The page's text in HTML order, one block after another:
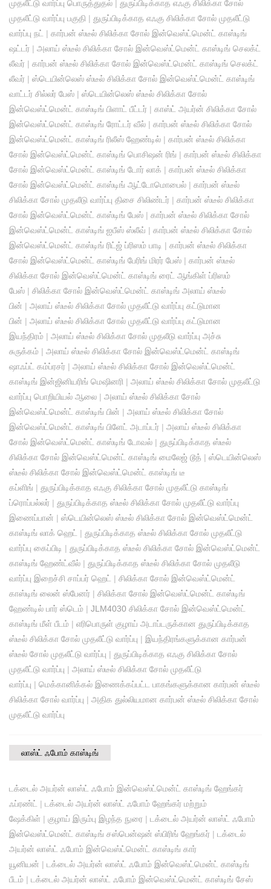
முதலீட்டு வார்ப்பு பொருத்துதல்
துருப்பிடிக்காத எஃகு சிலிக்கா சோல்
முதலீட்டு வார்ப்பு பகுதி | துருப்பிடிக்காத எஃகு சிலிக்கா சோல் முதலீட்டு
வார்ப்பு நட் | கார்பன் ஸ்டீல் சிலிக்கா சோல் இன்வெஸ்ட்மென்ட் காஸ்டிங்
ஷட்டர் | அலாய் ஸ்டீல் சிலிக்கா சோல் இன்வெஸ்ட்மென்ட் காஸ்டிங் செலக்ட்
லீவர் | கார்பன் ஸ்டீல் சிலிக்கா சோல் இன்வெஸ்ட்மென்ட் காஸ்டிங் செலக்ட்
லீவர் | ஸ்டெயின்லெஸ் ஸ்டீல் சிலிக்கா சோல் இன்வெஸ்ட்மென்ட் காஸ்டிங்
வாட்டர் சில்லர் பேஸ் | ஸ்டெயின்லெஸ் ஸ்டீல் சிலிக்கா சோல்
இன்வெஸ்ட்மென்ட் காஸ்டிங் பிளாட் பீட்டர் | காஸ்ட் அயர்ன் சிலிக்கா சோல்
இன்வெஸ்ட்மென்ட் காஸ்டிங் ரோட்டர் வீல் | கார்பன் ஸ்டீல் சிலிக்கா சோல்
இன்வெஸ்ட்மென்ட் காஸ்டிங் ரிலீஸ் ஹேண்டில் | கார்பன் ஸ்டீல் சிலிக்கா
சோல் இன்வெஸ்ட்மென்ட் காஸ்டிங் பொசிஷன் ரிங் | கார்பன் ஸ்டீல் சிலிக்கா
சோல் இன்வெஸ்ட்மென்ட் காஸ்டிங் டோர் லாக் | கார்பன் ஸ்டீல் சிலிக்கா
சோல் இன்வெஸ்ட்மென்ட் காஸ்டிங் ஆட்டோமொபைல் | கார்பன் ஸ்டீல்
சிலிக்கா சோல் முதலீடு வார்ப்பு திசை சிலிண்டர் | கார்பன் ஸ்டீல் சிலிக்கா
சோல் இன்வெஸ்ட்மென்ட் காஸ்டிங் பேஸ் | கார்பன் ஸ்டீல் சிலிக்கா சோல்
இன்வெஸ்ட்மென்ட் காஸ்டிங் ஐபீஸ் ஸ்லீவ் | கார்பன் ஸ்டீல் சிலிக்கா சோல்
இன்வெஸ்ட்மென்ட் காஸ்டிங் ரிட்ஜ் ப்ரிஸம் பாடி | கார்பன் ஸ்டீல் சிலிக்கா
சோல் இன்வெஸ்ட்மென்ட் காஸ்டிங் பேரிங் மிரர் பேஸ் | கார்பன் ஸ்டீல்
சிலிக்கா சோல் இன்வெஸ்ட்மென்ட் காஸ்டிங் ரைட் ஆங்கிள் ப்ரிஸம்
பேஸ் | சிலிக்கா சோல் இன்வெஸ்ட்மென்ட் காஸ்டிங் அலாய் ஸ்டீல்
பின் | அலாய் ஸ்டீல் சிலிக்கா சோல் முதலீட்டு வார்ப்பு கட்டுமான
பின் | அலாய் ஸ்டீல் சிலிக்கா சோல் முதலீட்டு வார்ப்பு கட்டுமான
இயந்திரம் | அலாய் ஸ்டீல் சிலிக்கா சோல் முதலீடு வார்ப்பு அச்சு
சுருக்கம் | அலாய் ஸ்டீல் சிலிக்கா சோல் இன்வெஸ்ட்மென்ட் காஸ்டிங்
ஷாஃப்ட் கம்ப்ரசர் | அலாய் ஸ்டீல் சிலிக்கா சோல் இன்வெஸ்ட்மென்ட்
காஸ்டிங் இன்ஜினியரிங் மெஷினரி | அலாய் ஸ்டீல் சிலிக்கா சோல் முதலீட்டு
வார்ப்பு பொறியியல் ஆலை | அலாய் ஸ்டீல் சிலிக்கா சோல்
இன்வெஸ்ட்மென்ட் காஸ்டிங் பின் | அலாய் ஸ்டீல் சிலிக்கா சோல்
இன்வெஸ்ட்மென்ட் காஸ்டிங் பிளேட் அடாப்டர் | அலாய் ஸ்டீல் சிலிக்கா
சோல் இன்வெஸ்ட்மென்ட் காஸ்டிங் டோவல் | துருப்பிடிக்காத ஸ்டீல்
சிலிக்கா சோல் இன்வெஸ்ட்மென்ட் காஸ்டிங் மைலேஜ் டூத் | ஸ்டெயின்லெஸ்
ஸ்டீல் சிலிக்கா சோல் இன்வெஸ்ட்மென்ட் காஸ்டிங் டீ
கப்ளிங் | துருப்பிடிக்காத எஃகு சிலிக்கா சோல் முதலீட்டு காஸ்டிங்
ப்ரொப்பல்லர் | துருப்பிடிக்காத ஸ்டீல் சிலிக்கா சோல் முதலீட்டு வார்ப்பு
இணைப்பான் | ஸ்டெயின்லெஸ் ஸ்டீல் சிலிக்கா சோல் இன்வெஸ்ட்மென்ட்
காஸ்டிங் லாக் ஹெட் | துருப்பிடிக்காத ஸ்டீல் சிலிக்கா சோல் முதலீட்டு
வார்ப்பு கைப்பிடி | துருப்பிடிக்காத ஸ்டீல் சிலிக்கா சோல் இன்வெஸ்ட்மென்ட்
காஸ்டிங் ஹேண்ட்வீல் | துருப்பிடிக்காத ஸ்டீல் சிலிக்கா சோல் முதலீடு
வார்ப்பு இறைச்சி சாப்பர் ஹெட் | சிலிக்கா சோல் இன்வெஸ்ட்மென்ட்
காஸ்டிங் லைன் ஸ்பேனர் | சிலிக்கா சோல் இன்வெஸ்ட்மென்ட் காஸ்டிங்
ஹேண்டில் பார் ஸ்டெம் | JLM4030 சிலிக்கா சோல் இன்வெஸ்ட்மென்ட்
காஸ்டிங் மீள் பீடம் | எரிபொருள் குழாய் அடாப்டருக்கான துருப்பிடிக்காத
ஸ்டீல் சிலிக்கா சோல் முதலீட்டு வார்ப்பு | இயந்திரங்களுக்கான கார்பன்
ஸ்டீல் சோல் முதலீட்டு வார்ப்பு | துருப்பிடிக்காத எஃகு சிலிக்கா சோல்
முதலீட்டு வார்ப்பு | அலாய் ஸ்டீல் சிலிக்கா சோல் முதலீட்டு
வார்ப்பு | மெக்கானிக்கல் இணைக்கப்பட்ட பாகங்களுக்கான கார்பன் ஸ்டீல்
சிலிக்கா சோல் வார்ப்பு | அதிக துல்லியமான கார்பன் ஸ்டீல் சிலிக்கா சோல்
முதலீட்டு வார்ப்பு
லாஸ்ட் ஃபோம் காஸ்டிங்
டக்டைல் ​​அயர்ன் லாஸ்ட் ஃபோம் இன்வெஸ்ட்மென்ட் காஸ்டிங் ஹேங்கர்
ஃப்ரண்ட் | டக்டைல் ​​அயர்ன் லாஸ்ட் ஃபோம் ஹேங்கர் மற்றும்
ஷேக்கிள் | குழாய் இரும்பு இழந்த நுரை | டக்டைல் ​​அயர்ன் லாஸ்ட் ஃபோம்
இன்வெஸ்ட்மென்ட் காஸ்டிங் சஸ்பென்ஷன் ஸ்பிரிங் ஹேங்கர் | டக்டைல் ​​
அயர்ன் லாஸ்ட் ஃபோம் இன்வெஸ்ட்மென்ட் காஸ்டிங் கார்
யூனியன் | டக்டைல் ​​அயர்ன் லாஸ்ட் ஃபோம் இன்வெஸ்ட்மென்ட் காஸ்டிங்
பீடம் | டக்டைல் ​​அயர்ன் லாஸ்ட் ஃபோம் இன்வெஸ்ட்மென்ட் காஸ்டிங் சேஸ்